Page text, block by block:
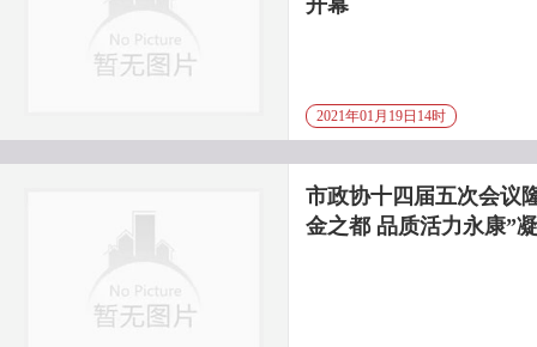
开幕
2021年01月19日14时
市政协十四届五次会议
金之都 品质活力永康”